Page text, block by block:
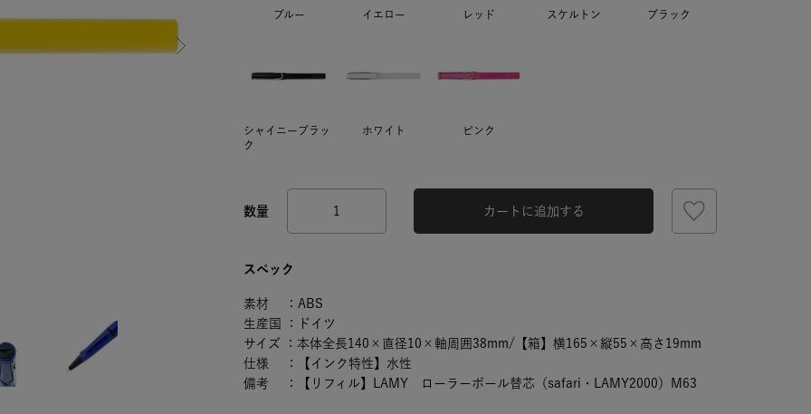
ブルー イエロー レッド スケルトン ブラック
シャイニーブラッ
ク
ホワイト ピンク
カートに追加する
スペック
素材 ：ABS
生産国 ：ドイツ
サイズ ：本体全長140×直径10×軸周囲38mm/【箱】横165×縦55×高さ19mm
仕様 ：【インク特性】水性
備考 ：【リフィル】LAMY ローラーボール替芯（safari・LAMY2000）M63